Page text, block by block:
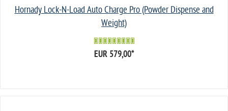
Hornady Lock-N-Load Auto Charge Pro (Powder Dispense and
Weight)
EUR 579,00*